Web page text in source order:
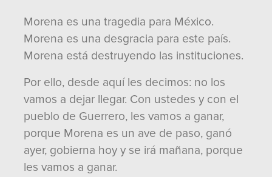
Morena es una tragedia para México.
Morena es una desgracia para este país.
Morena está destruyendo las instituciones.
Por ello, desde aquí les decimos: no los
vamos a dejar llegar. Con ustedes y con el
pueblo de Guerrero, les vamos a ganar,
porque Morena es un ave de paso, ganó
ayer, gobierna hoy y se irá mañana, porque
les vamos a ganar.